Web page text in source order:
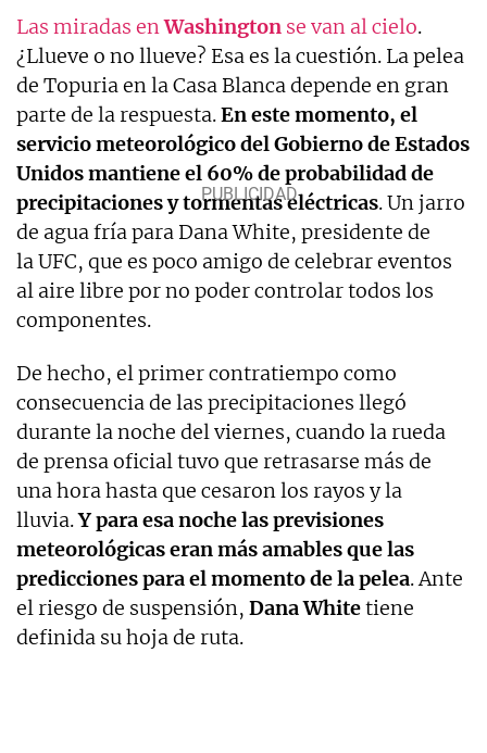
Las miradas enWashington se van al cielo.
¿Llueve o no llueve? Esa es la cuestión. La pelea
de Topuria en la Casa Blanca depende en gran
parte de la respuesta.En este momento, el
servicio meteorológico del Gobierno de Estados
Unidos mantiene el 60% de probabilidad de
precipitaciones y tormentas eléctricas. Un jarro
de agua fría para Dana White, presidente de
la UFC, que es poco amigo de celebrar eventos
al aire libre por no poder controlar todos los
componentes.
De hecho, el primer contratiempo como
consecuencia de las precipitaciones llegó
durante la noche del viernes, cuando la rueda
de prensa oficial tuvo que retrasarse más de
una hora hasta que cesaron los rayos y la
lluvia.Y para esa noche las previsiones
meteorológicas eran más amables que las
predicciones para el momento de la pelea. Ante
el riesgo de suspensión, DanaWhitetiene
definida su hoja de ruta.